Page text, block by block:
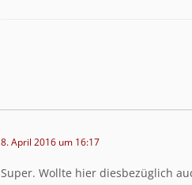
8. April 2016 um 16:17
Super. Wollte hier diesbezüglich